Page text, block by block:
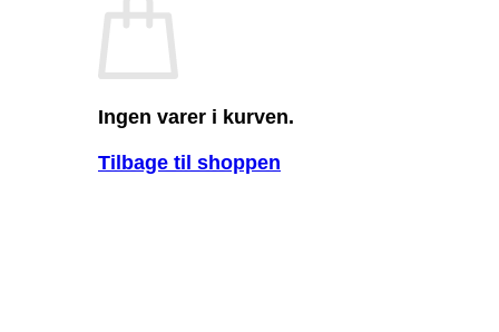
Ingen varer i kurven.
Tilbage til shoppen